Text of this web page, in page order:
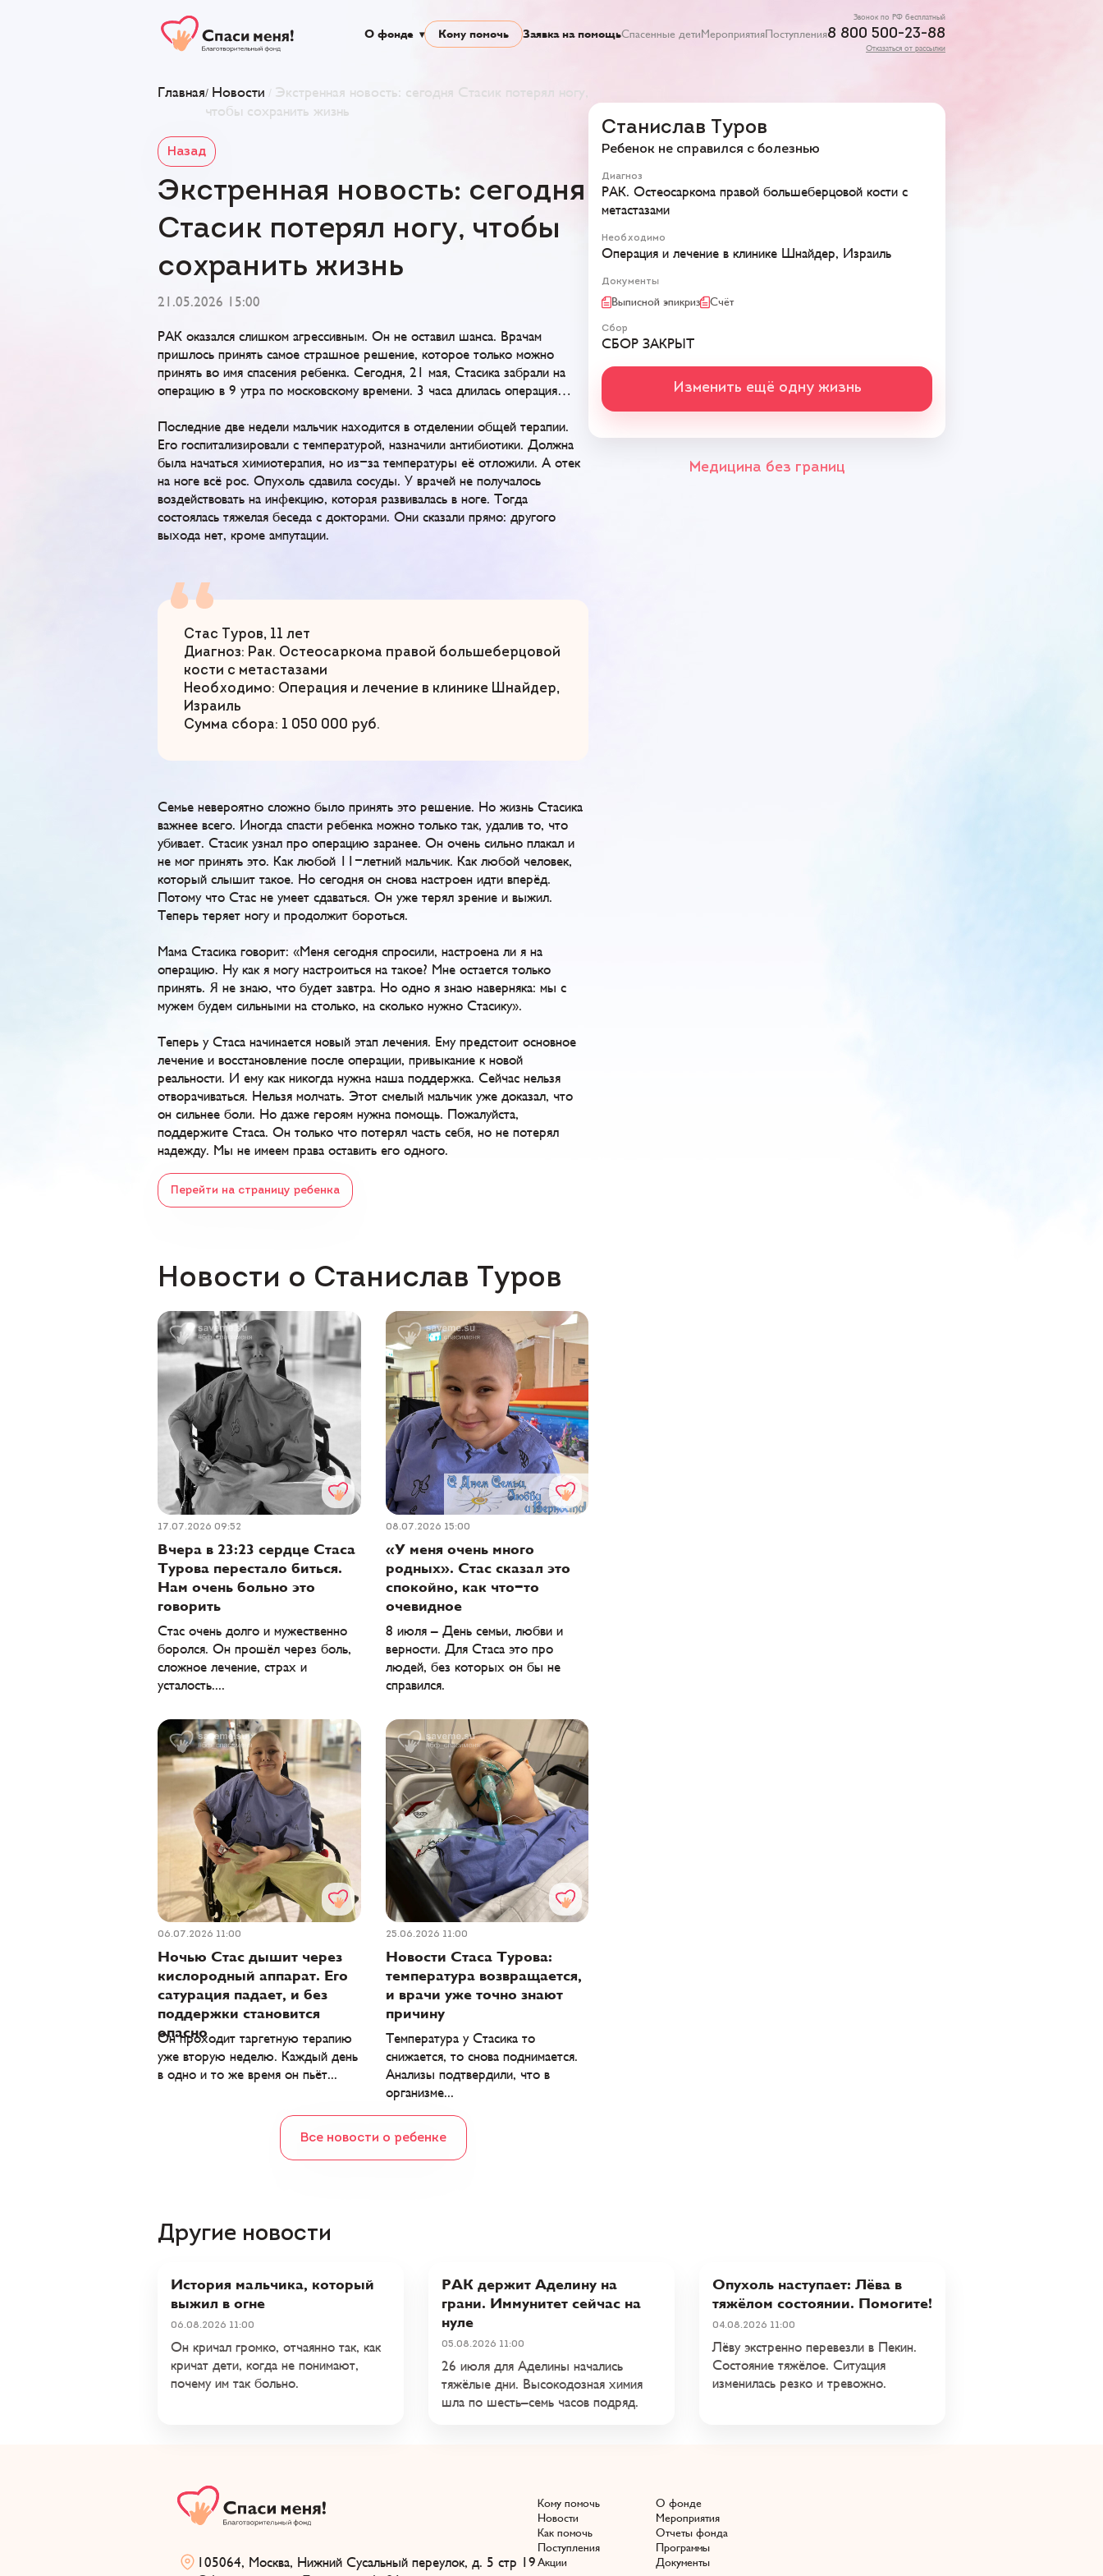
О фонде Кому помочь Заявка на помощьСпасенные детиМероприятияПоступления
Звонок по РФ бесплатный
8 800 500-23-88
Отказаться от рассылки
Главная/ Новости / Экстренная новость: сегодня Стасик потерял ногу,
чтобы сохранить жизнь
Назад
Экстренная новость: сегодня
Стасик потерял ногу, чтобы
сохранить жизнь
21.05.2026 15:00
РАК оказался слишком агрессивным. Он не оставил шанса. Врачам
пришлось принять самое страшное решение, которое только можно
принять во имя спасения ребенка. Сегодня, 21 мая, Стасика забрали на
операцию в 9 утра по московскому времени. 3 часа длилась операция…
Последние две недели мальчик находится в отделении общей терапии.
Его госпитализировали с температурой, назначили антибиотики. Должна
была начаться химиотерапия, но из-за температуры её отложили. А отек
на ноге всё рос. Опухоль сдавила сосуды. У врачей не получалось
воздействовать на инфекцию, которая развивалась в ноге. Тогда
состоялась тяжелая беседа с докторами. Они сказали прямо: другого
выхода нет, кроме ампутации.
Стас Туров, 11 лет
Диагноз: Рак. Остеосаркома правой большеберцовой
кости с метастазами
Необходимо: Операция и лечение в клинике Шнайдер,
Израиль
Сумма сбора: 1 050 000 руб.
Семье невероятно сложно было принять это решение. Но жизнь Стасика
важнее всего. Иногда спасти ребенка можно только так, удалив то, что
убивает. Стасик узнал про операцию заранее. Он очень сильно плакал и
не мог принять это. Как любой 11-летний мальчик. Как любой человек,
который слышит такое. Но сегодня он снова настроен идти вперёд.
Потому что Стас не умеет сдаваться. Он уже терял зрение и выжил.
Теперь теряет ногу и продолжит бороться.
Мама Стасика говорит: «Меня сегодня спросили, настроена ли я на
операцию. Ну как я могу настроиться на такое? Мне остается только
принять. Я не знаю, что будет завтра. Но одно я знаю наверняка: мы с
мужем будем сильными на столько, на сколько нужно Стасику».
Теперь у Стаса начинается новый этап лечения. Ему предстоит основное
лечение и восстановление после операции, привыкание к новой
реальности. И ему как никогда нужна наша поддержка. Сейчас нельзя
отворачиваться. Нельзя молчать. Этот смелый мальчик уже доказал, что
он сильнее боли. Но даже героям нужна помощь. Пожалуйста,
поддержите Стаса. Он только что потерял часть себя, но не потерял
надежду. Мы не имеем права оставить его одного.
Перейти на страницу ребенка
Новости о Станислав Туров
17.07.2026 09:52
Вчера в 23:23 сердце Стаса
Турова перестало биться.
Нам очень больно это
говорить
Стас очень долго и мужественно
боролся. Он прошёл через боль,
сложное лечение, страх и
усталость....
08.07.2026 15:00
«У меня очень много
родных». Стас сказал это
спокойно, как что-то
очевидное
8 июля – День семьи, любви и
верности. Для Стаса это про
людей, без которых он бы не
справился.
06.07.2026 11:00
Ночью Стас дышит через
кислородный аппарат. Его
сатурация падает, и без
поддержки становится
опасно
Он проходит таргетную терапию
уже вторую неделю. Каждый день
в одно и то же время он пьёт...
25.06.2026 11:00
Новости Стаса Турова:
температура возвращается,
и врачи уже точно знают
причину
Температура у Стасика то
снижается, то снова поднимается.
Анализы подтвердили, что в
организме...
Все новости о ребенке
Станислав Туров
Ребенок не справился с болезнью
Диагноз
РАК. Остеосаркома правой большеберцовой кости с
метастазами
Необходимо
Операция и лечение в клинике Шнайдер, Израиль
Документы
Выписной эпикриз Счёт
Сбор
СБОР ЗАКРЫТ
Изменить ещё одну жизнь
Медицина без границ
Другие новости
История мальчика, который
выжил в огне
06.08.2026 11:00
Он кричал громко, отчаянно так, как
кричат дети, когда не понимают,
почему им так больно.
РАК держит Аделину на
грани. Иммунитет сейчас на
нуле
05.08.2026 11:00
26 июля для Аделины начались
тяжёлые дни. Высокодозная химия
шла по шесть–семь часов подряд.
Опухоль наступает: Лёва в
тяжёлом состоянии. Помогите!
04.08.2026 11:00
Лёву экстренно перевезли в Пекин.
Состояние тяжёлое. Ситуация
изменилась резко и тревожно.
105064, Москва, Нижний Сусальный переулок, д. 5 стр 19
Кому помочь
Новости
Как помочь
Поступления
Акции
О фонде
Мероприятия
Отчеты фонда
Программы
Документы